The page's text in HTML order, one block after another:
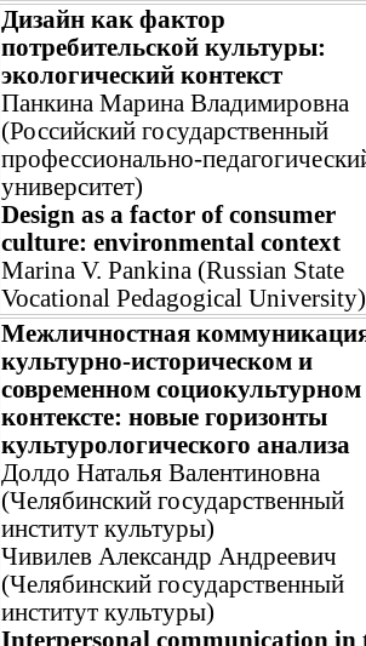
Дизайн как фактор
потребительской культуры:
экологический контекст
Панкина Марина Владимировна
(Российский государственный
профессионально-
университет)
Design as a factor of consumer
culture: environmental context
Marina V. Pankina (Russian State
Vocational Pedagogical University)
Межличностная
культурно-историческом и
современном социокультурном
контексте: новые горизонты
культурологического анализа
Долдо Наталья Валентиновна
(Челябинский государственный
институт культуры)
Чивилев Александр Андреевич
(Челябинский государственный
институт культуры)
Interpersonal communication in